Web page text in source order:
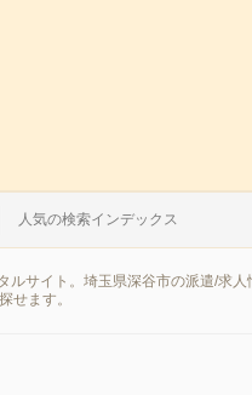
人気の検索インデックス
サイト。埼玉県深谷市の派遣/求
せます。